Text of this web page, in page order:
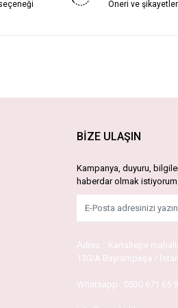
Öneri ve
BİZE ULAŞIN
Kampanya, duyuru,
haberdar olmak
Adres : Kartaltepe
130/A Bayrampaşa /
Whatsapp : 0530 671 65